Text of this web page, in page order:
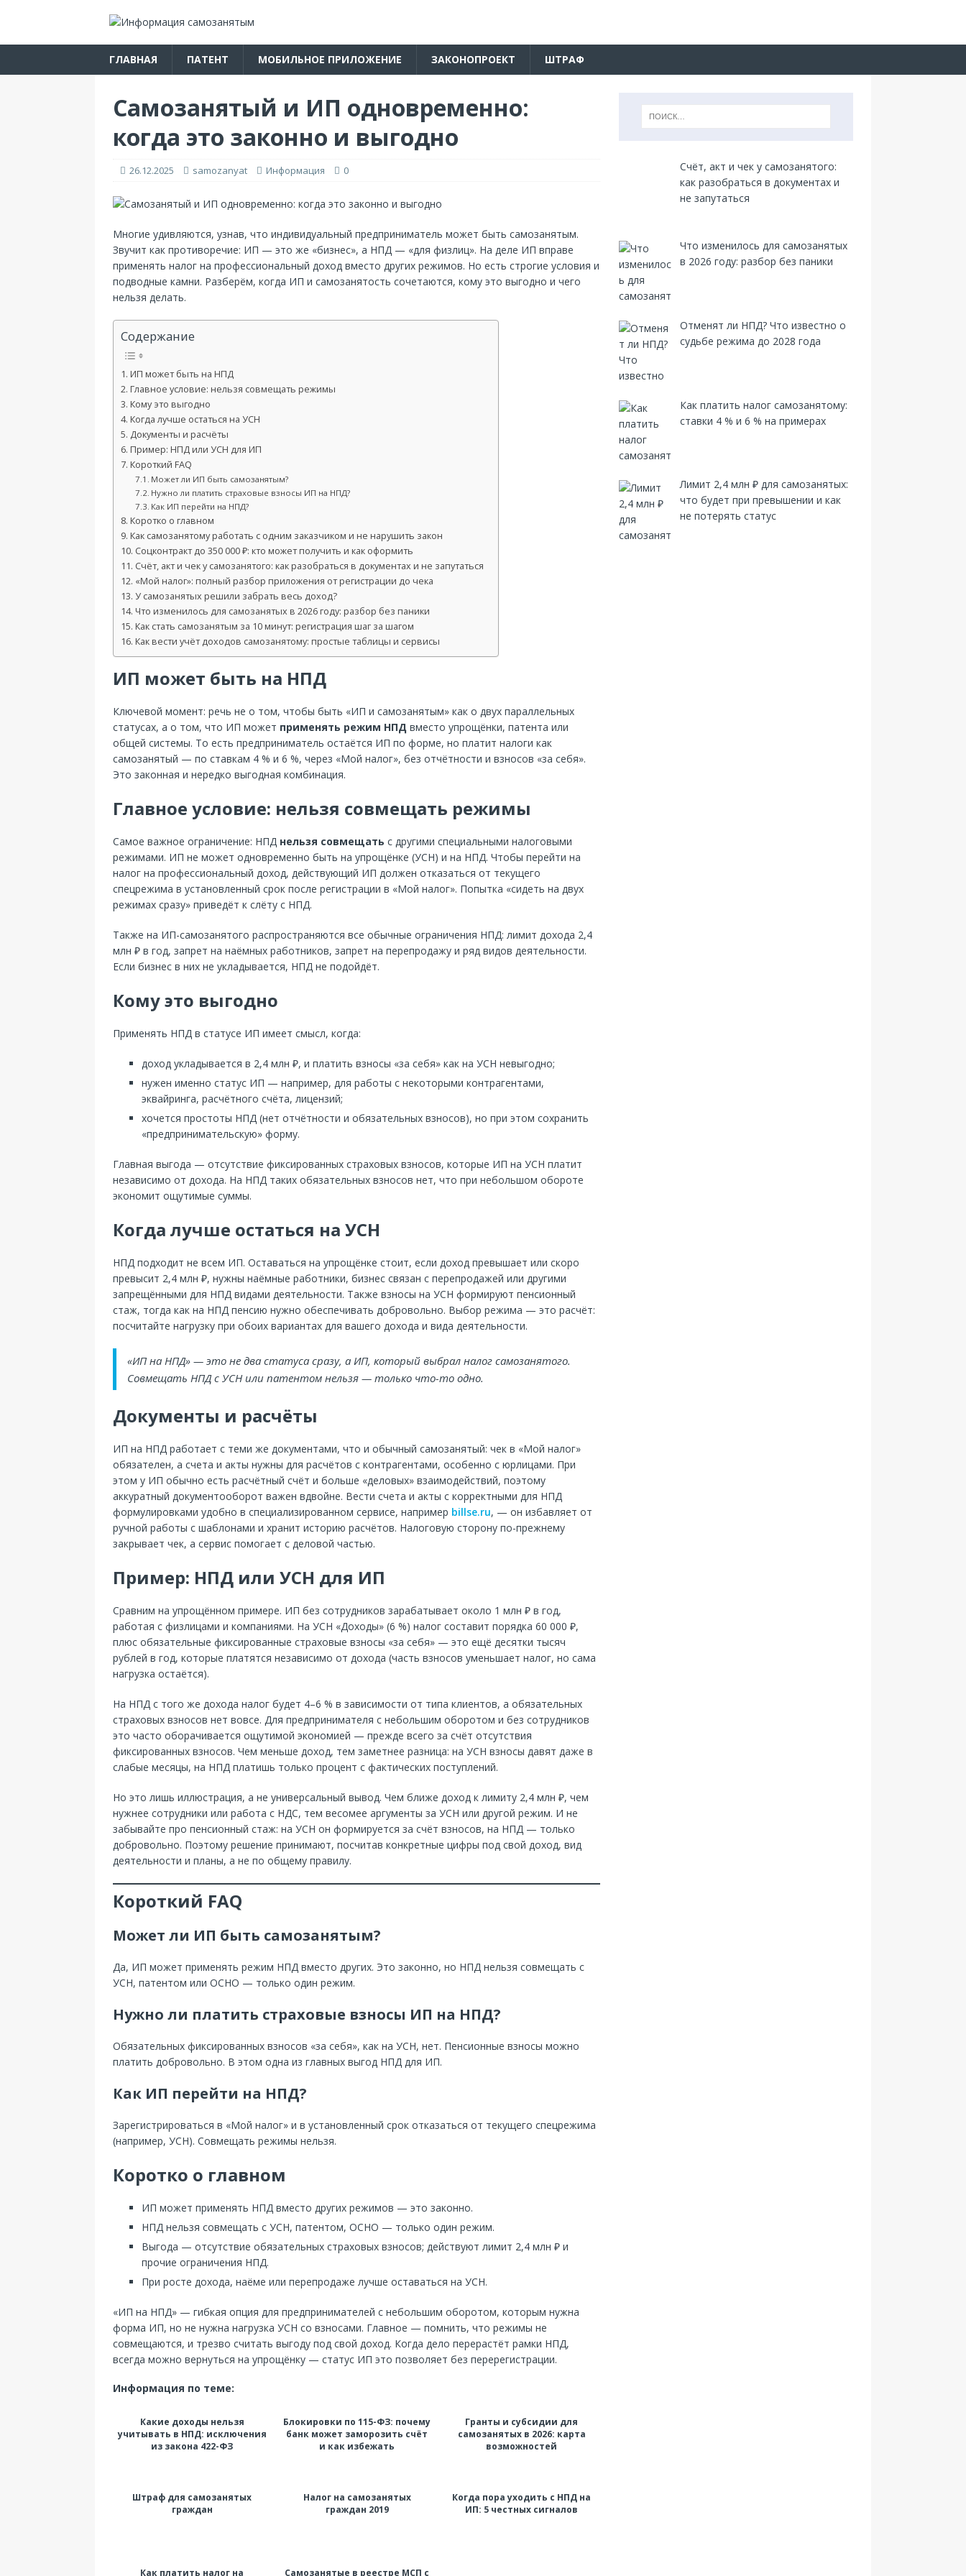
ГЛАВНАЯ ПАТЕНТ МОБИЛЬНОЕ ПРИЛОЖЕНИЕ ЗАКОНОПРОЕКТ ШТРАФ
Самозанятый и ИП одновременно:
когда это законно и выгодно
26.12.2025 samozanyat Информация 0
Многие удивляются, узнав, что индивидуальный предприниматель может быть самозанятым.
Звучит как противоречие: ИП — это же «бизнес», а НПД — «для физлиц». На деле ИП вправе
применять налог на профессиональный доход вместо других режимов. Но есть строгие условия и
подводные камни. Разберём, когда ИП и самозанятость сочетаются, кому это выгодно и чего
нельзя делать.
Содержание
ИП может быть на НПД
Главное условие: нельзя совмещать режимы
Кому это выгодно
Когда лучше остаться на УСН
Документы и расчёты
Пример: НПД или УСН для ИП
Короткий FAQ
Может ли ИП быть самозанятым?
Нужно ли платить страховые взносы ИП на НПД?
Как ИП перейти на НПД?
Коротко о главном
Как самозанятому работать с одним заказчиком и не нарушить закон
Соцконтракт до 350 000 ₽: кто может получить и как оформить
Счёт, акт и чек у самозанятого: как разобраться в документах и не запутаться
«Мой налог»: полный разбор приложения от регистрации до чека
У самозанятых решили забрать весь доход?
Что изменилось для самозанятых в 2026 году: разбор без паники
Как стать самозанятым за 10 минут: регистрация шаг за шагом
Как вести учёт доходов самозанятому: простые таблицы и сервисы
ИП может быть на НПД
Ключевой момент: речь не о том, чтобы быть «ИП и самозанятым» как о двух параллельных
статусах, а о том, что ИП может применять режим НПД вместо упрощёнки, патента или
общей системы. То есть предприниматель остаётся ИП по форме, но платит налоги как
самозанятый — по ставкам 4 % и 6 %, через «Мой налог», без отчётности и взносов «за себя».
Это законная и нередко выгодная комбинация.
Главное условие: нельзя совмещать режимы
Самое важное ограничение: НПД нельзя совмещать с другими специальными налоговыми
режимами. ИП не может одновременно быть на упрощёнке (УСН) и на НПД. Чтобы перейти на
налог на профессиональный доход, действующий ИП должен отказаться от текущего
спецрежима в установленный срок после регистрации в «Мой налог». Попытка «сидеть на двух
режимах сразу» приведёт к слёту с НПД.
Также на ИП-самозанятого распространяются все обычные ограничения НПД: лимит дохода 2,4
млн ₽ в год, запрет на наёмных работников, запрет на перепродажу и ряд видов деятельности.
Если бизнес в них не укладывается, НПД не подойдёт.
Кому это выгодно
Применять НПД в статусе ИП имеет смысл, когда:
доход укладывается в 2,4 млн ₽, и платить взносы «за себя» как на УСН невыгодно;
нужен именно статус ИП — например, для работы с некоторыми контрагентами,
эквайринга, расчётного счёта, лицензий;
хочется простоты НПД (нет отчётности и обязательных взносов), но при этом сохранить
«предпринимательскую» форму.
Главная выгода — отсутствие фиксированных страховых взносов, которые ИП на УСН платит
независимо от дохода. На НПД таких обязательных взносов нет, что при небольшом обороте
экономит ощутимые суммы.
Когда лучше остаться на УСН
НПД подходит не всем ИП. Оставаться на упрощёнке стоит, если доход превышает или скоро
превысит 2,4 млн ₽, нужны наёмные работники, бизнес связан с перепродажей или другими
запрещёнными для НПД видами деятельности. Также взносы на УСН формируют пенсионный
стаж, тогда как на НПД пенсию нужно обеспечивать добровольно. Выбор режима — это расчёт:
посчитайте нагрузку при обоих вариантах для вашего дохода и вида деятельности.
«ИП на НПД» — это не два статуса сразу, а ИП, который выбрал налог самозанятого.
Совмещать НПД с УСН или патентом нельзя — только что-то одно.
Документы и расчёты
ИП на НПД работает с теми же документами, что и обычный самозанятый: чек в «Мой налог»
обязателен, а счета и акты нужны для расчётов с контрагентами, особенно с юрлицами. При
этом у ИП обычно есть расчётный счёт и больше «деловых» взаимодействий, поэтому
аккуратный документооборот важен вдвойне. Вести счета и акты с корректными для НПД
формулировками удобно в специализированном сервисе, например billse.ru, — он избавляет от
ручной работы с шаблонами и хранит историю расчётов. Налоговую сторону по-прежнему
закрывает чек, а сервис помогает с деловой частью.
Пример: НПД или УСН для ИП
Сравним на упрощённом примере. ИП без сотрудников зарабатывает около 1 млн ₽ в год,
работая с физлицами и компаниями. На УСН «Доходы» (6 %) налог составит порядка 60 000 ₽,
плюс обязательные фиксированные страховые взносы «за себя» — это ещё десятки тысяч
рублей в год, которые платятся независимо от дохода (часть взносов уменьшает налог, но сама
нагрузка остаётся).
На НПД с того же дохода налог будет 4–6 % в зависимости от типа клиентов, а обязательных
страховых взносов нет вовсе. Для предпринимателя с небольшим оборотом и без сотрудников
это часто оборачивается ощутимой экономией — прежде всего за счёт отсутствия
фиксированных взносов. Чем меньше доход, тем заметнее разница: на УСН взносы давят даже в
слабые месяцы, на НПД платишь только процент с фактических поступлений.
Но это лишь иллюстрация, а не универсальный вывод. Чем ближе доход к лимиту 2,4 млн ₽, чем
нужнее сотрудники или работа с НДС, тем весомее аргументы за УСН или другой режим. И не
забывайте про пенсионный стаж: на УСН он формируется за счёт взносов, на НПД — только
добровольно. Поэтому решение принимают, посчитав конкретные цифры под свой доход, вид
деятельности и планы, а не по общему правилу.
Короткий FAQ
Может ли ИП быть самозанятым?
Да, ИП может применять режим НПД вместо других. Это законно, но НПД нельзя совмещать с
УСН, патентом или ОСНО — только один режим.
Нужно ли платить страховые взносы ИП на НПД?
Обязательных фиксированных взносов «за себя», как на УСН, нет. Пенсионные взносы можно
платить добровольно. В этом одна из главных выгод НПД для ИП.
Как ИП перейти на НПД?
Зарегистрироваться в «Мой налог» и в установленный срок отказаться от текущего спецрежима
(например, УСН). Совмещать режимы нельзя.
Коротко о главном
ИП может применять НПД вместо других режимов — это законно.
НПД нельзя совмещать с УСН, патентом, ОСНО — только один режим.
Выгода — отсутствие обязательных страховых взносов; действуют лимит 2,4 млн ₽ и
прочие ограничения НПД.
При росте дохода, наёме или перепродаже лучше оставаться на УСН.
«ИП на НПД» — гибкая опция для предпринимателей с небольшим оборотом, которым нужна
форма ИП, но не нужна нагрузка УСН со взносами. Главное — помнить, что режимы не
совмещаются, и трезво считать выгоду под свой доход. Когда дело перерастёт рамки НПД,
всегда можно вернуться на упрощёнку — статус ИП это позволяет без перерегистрации.
Информация по теме:
Какие доходы нельзя
учитывать в НПД: исключения
из закона 422-ФЗ
Блокировки по 115-ФЗ: почему
банк может заморозить счёт
и как избежать
Гранты и субсидии для
самозанятых в 2026: карта
возможностей
Штраф для самозанятых
граждан
Налог на самозанятых
граждан 2019
Когда пора уходить с НПД на
ИП: 5 честных сигналов
Как платить налог на Самозанятые в реестре МСП с
Счёт, акт и чек у самозанятого:
как разобраться в документах и
не запутаться
Что изменилось для самозанятых
в 2026 году: разбор без паники
Отменят ли НПД? Что известно о
судьбе режима до 2028 года
Как платить налог самозанятому:
ставки 4 % и 6 % на примерах
Лимит 2,4 млн ₽ для самозанятых:
что будет при превышении и как
не потерять статус